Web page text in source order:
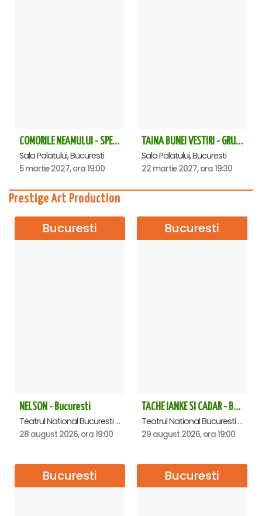
COMORILE NEAMULUI - SPECTACOL EXTRAORDINAR - Sala Palatului
Sala Palatului, Bucuresti
5 martie 2027, ora 19:00
TAINA BUNEI VESTIRI - GRUPUL PSALTIC TRONOS la Sala Palatului
Sala Palatului, Bucuresti
22 martie 2027, ora 19:30
Prestige Art Production
Bucuresti
NELSON - Bucuresti
Teatrul National Bucuresti - Sala Ion Caramitru, Bucuresti
28 august 2026, ora 19:00
Bucuresti
TACHE IANKE SI CADAR - Bucuresti
Teatrul National Bucuresti - Sala Ion Caramitru, Bucuresti
29 august 2026, ora 19:00
Bucuresti Bucuresti